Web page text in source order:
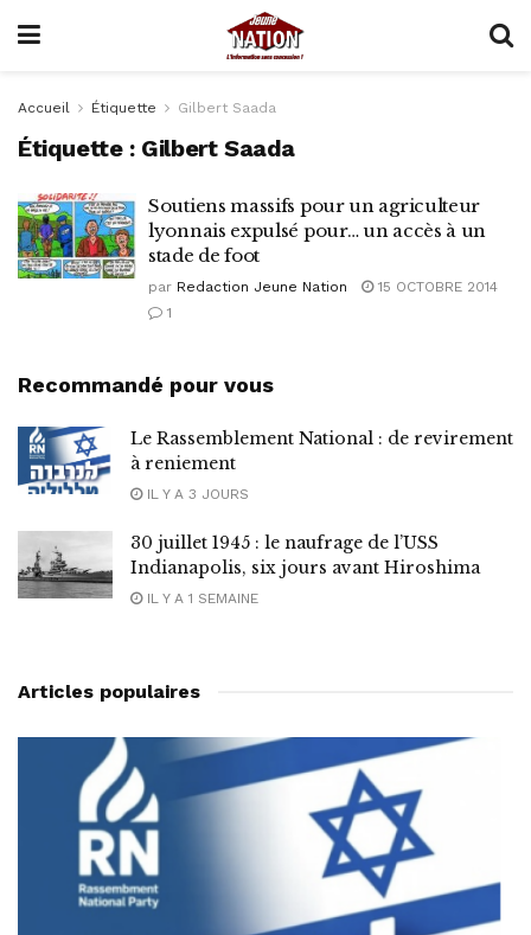
Accueil Étiquette Gilbert Saada
Étiquette : Gilbert Saada
Soutiens massifs pour un agriculteur
lyonnais expulsé pour… un accès à un
stade de foot
par Redaction Jeune Nation
15 OCTOBRE 2014
1
Recommandé pour vous
Le Rassemblement National : de revirement
à reniement
IL Y A 3 JOURS
30 juillet 1945 : le naufrage de l’USS
Indianapolis, six jours avant Hiroshima
IL Y A 1 SEMAINE
Articles populaires